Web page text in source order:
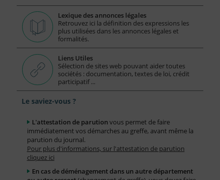
Lexique des annonces légales
Retrouvez ici la définition des expressions les
plus utilisées dans les annonces légales et
formalités.
Liens Utiles
Sélection de sites web pouvant aider toutes
sociétés : documentation, textes de loi, crédit
participatif ...
Le saviez-vous ?
L'attestation de parution vous permet de faire
immédiatement vos démarches au greffe, avant même la
parution du journal.
Pour plus d'informations, sur l'attestation de parution
cliquez ici
En cas de déménagement dans un autre département